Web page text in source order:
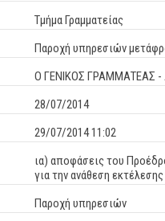
Τμήμα Γραμματείας
Παροχή υπηρεσιών
Ο ΓΕΝΙΚΟΣ ΓΡΑΜΜΑΤΕΑΣ
28/07/2014
29/07/2014 11:02
ια) αποφάσεις του
για την ανάθεση
Παροχή υπηρεσιών